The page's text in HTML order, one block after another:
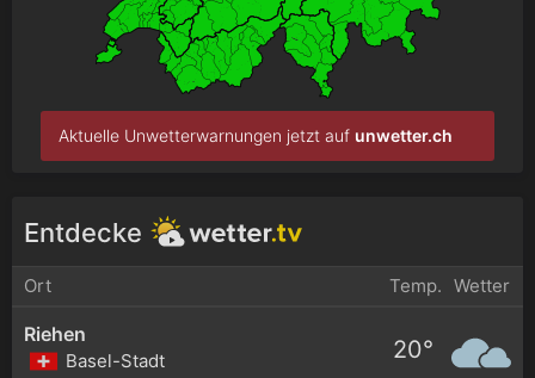
Aktuelle Unwetterwarnungen jetzt auf unwetter.ch
Entdecke
Ort Temp. Wetter
Riehen
Basel-Stadt 20°